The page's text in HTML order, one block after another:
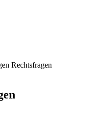
Rechtsfragen